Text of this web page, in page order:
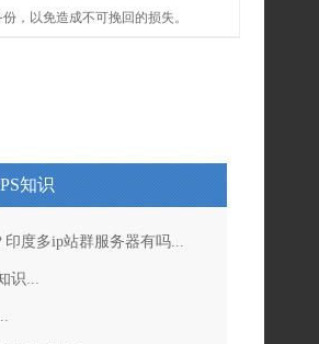
，以免造成不可挽回的损失。
知识
度多ip站群服务器有吗...
识...